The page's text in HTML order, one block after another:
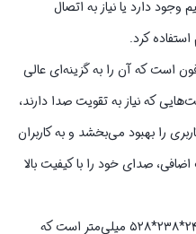
دارد یا نیاز به اتصال
کرد.
است که آن را به گزینه‌ای عالی
که نیاز به تقویت صدا دارند،
را بهبود می‌بخشد و به کاربران
صدای خود را با کیفیت بالا
ابعاد اسپیکر پارتی باکس KB4 بیکارو ۲۴۹*۲۳۸*۵۲۸ میلی‌متر است که